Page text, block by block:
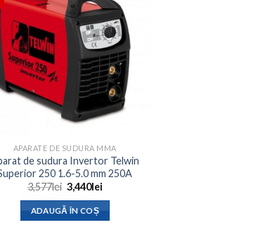
APARATE DE SUDURA MMA
de sudura Invertor Telwin
250 1.6-5.0 mm 250A
3,577lei Prețul
inițial
a
fost:
3,440leiPrețul
ADAUGĂ ÎN COȘ